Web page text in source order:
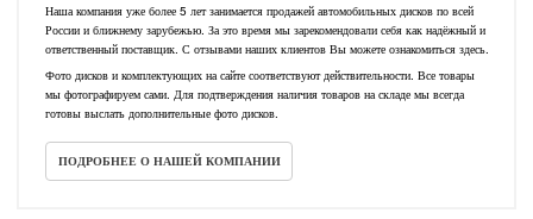
Наша компания уже более 5 лет занимается продажей автомобильных дисков по всей
России и ближнему зарубежью. За это время мы зарекомендовали себя как надёжный и
ответственный поставщик. С отзывами наших клиентов Вы можете ознакомиться здесь.
Фото дисков и комплектующих на сайте соответствуют действительности. Все товары
мы фотографируем сами. Для подтверждения наличия товаров на складе мы всегда
готовы выслать дополнительные фото дисков.
ПОДРОБНЕЕ О НАШЕЙ КОМПАНИИ